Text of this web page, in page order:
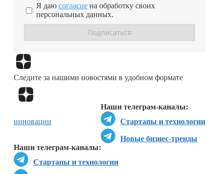
Я даю согласие на обработку своих
персональных данных.
Следите за нашими новостями в удобном формате
Наши телеграм-каналы:
Стартапы и технологии
Новые бизнес-тренды
Наши телеграм-каналы:
Стартапы и технологии
инновации